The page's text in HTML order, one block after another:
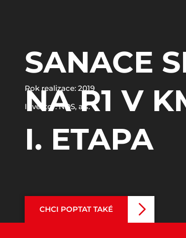
SANACE
NA R1 V
I. ETAPA
Rok realizace: 2019
Investor: NDS, a.s.
CHCI POPTAT TAKÉ